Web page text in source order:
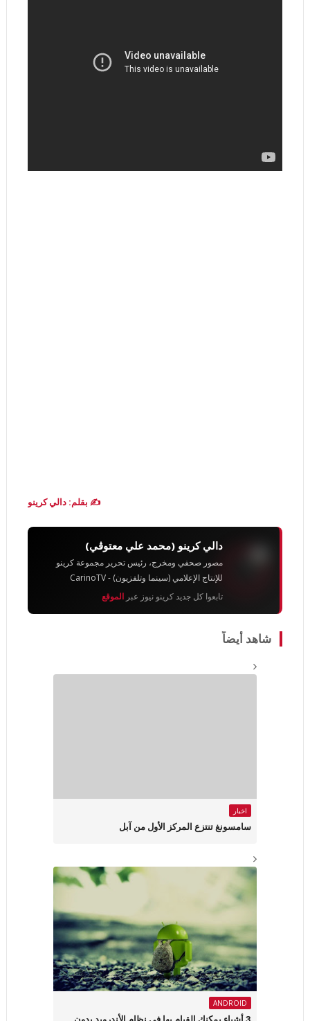
✍️ بقلم: دالي كرينو
دالي كرينو (محمد علي معتوڨي)
مصور صحفي ومخرج، رئيس تحرير مجموعة كرينو
للإنتاج الإعلامي (سينما وتلفزيون) - CarinoTV
تابعوا كل جديد كرينو نيوز عبر الموقع
شاهد أيضاً
اخبار
سامسونغ تنتزع المركز الأول من آبل
ANDROID